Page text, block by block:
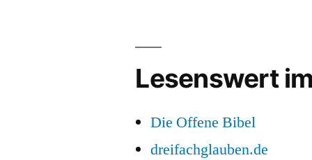
Lesenswert
Die Offene Bibel
dreifachglauben.de